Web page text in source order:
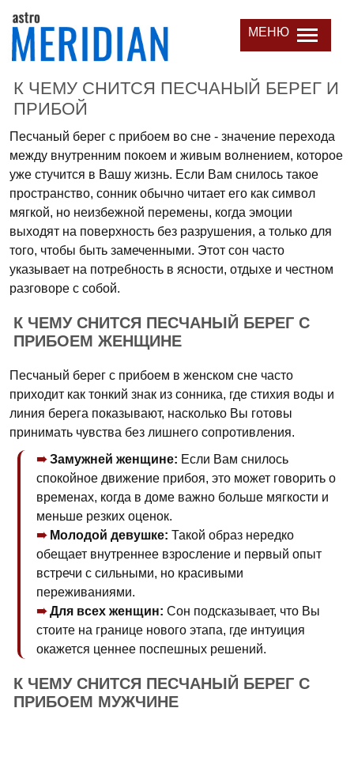
МЕНЮ
К ЧЕМУ СНИТСЯ ПЕСЧАНЫЙ БЕРЕГ И
ПРИБОЙ
Песчаный берег с прибоем во сне - значение перехода
между внутренним покоем и живым волнением, которое
уже стучится в Вашу жизнь. Если Вам снилось такое
пространство, сонник обычно читает его как символ
мягкой, но неизбежной перемены, когда эмоции
выходят на поверхность без разрушения, а только для
того, чтобы быть замеченными. Этот сон часто
указывает на потребность в ясности, отдыхе и честном
разговоре с собой.
К ЧЕМУ СНИТСЯ ПЕСЧАНЫЙ БЕРЕГ С
ПРИБОЕМ ЖЕНЩИНЕ
Песчаный берег с прибоем в женском сне часто
приходит как тонкий знак из сонника, где стихия воды и
линия берега показывают, насколько Вы готовы
принимать чувства без лишнего сопротивления.
Замужней женщине: Если Вам снилось
спокойное движение прибоя, это может говорить о
временах, когда в доме важно больше мягкости и
меньше резких оценок.
Молодой девушке: Такой образ нередко
обещает внутреннее взросление и первый опыт
встречи с сильными, но красивыми
переживаниями.
Для всех женщин: Сон подсказывает, что Вы
стоите на границе нового этапа, где интуиция
окажется ценнее поспешных решений.
К ЧЕМУ СНИТСЯ ПЕСЧАНЫЙ БЕРЕГ С
ПРИБОЕМ МУЖЧИНЕ